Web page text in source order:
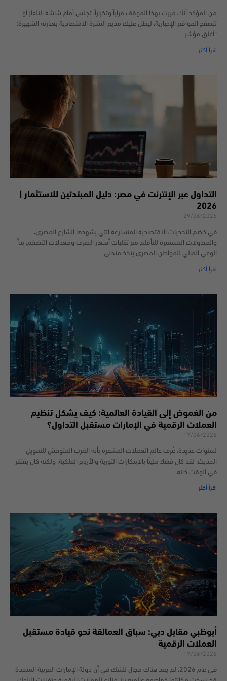
من المؤكد أنك مررت بهذا الموقف مراراً وتكراراً؛ تجلس أمام شاشة التلفاز أو
تتصفح المواقع الإخبارية، ليطل عليك مذيع النشرة الاقتصادية بعبارته الشهيرة:
“أغلق مؤشر
اقرأ أكثر
التداول عبر الإنترنت في مصر: دليل المبتدئين للاستثمار |
2026
29/06/2026
في خضم التحديات الاقتصادية المتسارعة التي يشهدها الشارع المصري،
والمحاولات المستمرة للتأقلم مع تقلبات أسعار الصرف ومعدلات التضخم، بدأ
الوعي المالي للمواطن المصري يتخذ منحنى
اقرأ أكثر
من الغموض إلى القيادة العالمية: كيف يشكل تنظيم
العملات الرقمية في الإمارات مستقبل التداول؟
17/06/2026
لسنوات عديدة، عُرف عالم العملات المشفرة بأنه الغرب المتوحش للتمويل
الحديث. لقد كان فضاءً مليئًا بالابتكارات الثورية والأرباح الفلكية، ولكنه كان يفتقر
في الوقت ذاته
اقرأ أكثر
أبوظبي مقابل دبي: سباق العمالقة نحو قيادة مستقبل
العملات الرقمية
17/06/2026
في عام 2026، لم يعد هناك مجال للشك في أن دولة الإمارات العربية المتحدة